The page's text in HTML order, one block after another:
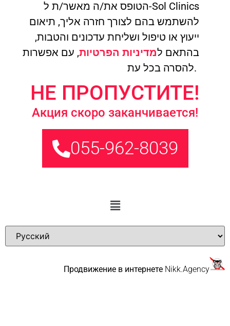
הטופס את/ה מאשר/ת ל-Sol Clinics
להשתמש בהם לצורך חזרה אליך, תיאום
ייעוץ או טיפול ושליחת עדכונים והטבות,
בהתאם למדיניות הפרטיות, עם אפשרות
להסרה בכל עת.
НЕ ПРОПУСТИТЕ!
Акция скоро заканчивается!
055-962-8039
Продвижение в интернете Nikk.Agency